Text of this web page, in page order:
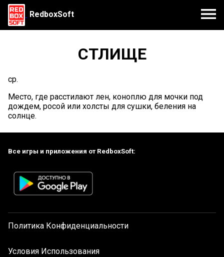
RedboxSoft
СТЛИЩЕ
ср.
Место, где расстилают лен, коноплю для мочки под
дождем, росой или холсты для сушки, беления на
солнце.
Все игры и приложения от RedboxSoft:
Политика Конфиденциальности
Условия Использования